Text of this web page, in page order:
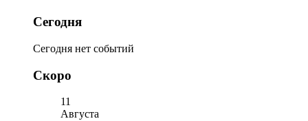
Сегодня
Сегодня нет событий
Скоро
11
Августа